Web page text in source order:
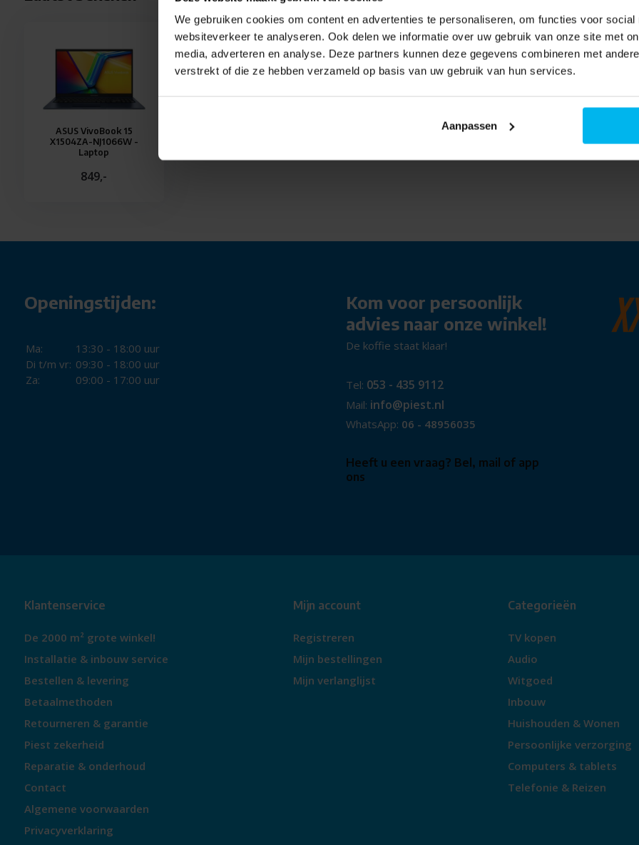
We gebruiken cookies om content en advertenties te personaliseren, om functies voor social
websiteverkeer te analyseren. Ook delen we informatie over uw gebruik van onze site met
media, adverteren en analyse. Deze partners kunnen deze gegevens combineren met
verstrekt of die ze hebben verzameld op basis van uw gebruik van hun services.
Aanpassen
ASUS VivoBook 15
X1504ZA-NJ1066W -
Laptop
849,-
Openingstijden:
Ma:
13:30 - 18:00 uur
Di t/m vr: 09:30 - 18:00 uur
Za:
09:00 - 17:00 uur
Kom voor persoonlijk
advies naar onze winkel!
De koffie staat klaar!
Tel: 053 - 435 9112
Mail: info@piest.nl
WhatsApp: 06 - 48956035
Heeft u een vraag? Bel, mail of app
ons
Klantenservice
De 2000 m² grote winkel!
Installatie & inbouw service
Bestellen & levering
Betaalmethoden
Retourneren & garantie
Piest zekerheid
Reparatie & onderhoud
Contact
Algemene voorwaarden
Privacyverklaring
Mijn account
Registreren
Mijn bestellingen
Mijn verlanglijst
Categorieën
TV kopen
Audio
Witgoed
Inbouw
Huishouden & Wonen
Persoonlijke verzorging
Computers & tablets
Telefonie & Reizen